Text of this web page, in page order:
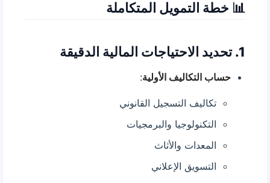
📊 خطة التمويل المتكاملة
1. تحديد الاحتياجات المالية الدقيقة
حساب التكاليف الأولية:
تكاليف التسجيل القانوني
التكنولوجيا والبرمجيات
المعدات والأثاث
التسويق الإعلاني